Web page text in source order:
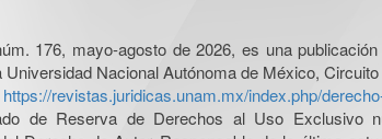
176, mayo-agosto de 2026, es una
Nacional Autónoma de México,
https://revistas.juridicas.unam.mx/index.php/
de Reserva de Derechos al Uso Exclusivo